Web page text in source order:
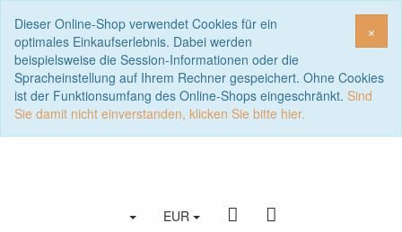
×
Dieser Online-Shop verwendet Cookies für ein
optimales Einkaufserlebnis. Dabei werden
beispielsweise die Session-Informationen oder die
Spracheinstellung auf Ihrem Rechner gespeichert. Ohne Cookies
ist der Funktionsumfang des Online-Shops eingeschränkt. Sind
Sie damit nicht einverstanden, klicken Sie bitte hier.
EUR